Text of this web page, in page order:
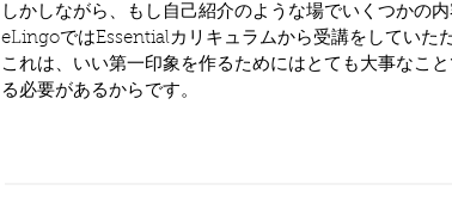
しかしながら、もし自己紹介のような場でいくつかの
eLingoではEssentialカリキュラムから受講をしていた
これは、いい第一印象を作るためにはとても大事なこ
る必要があるからです。